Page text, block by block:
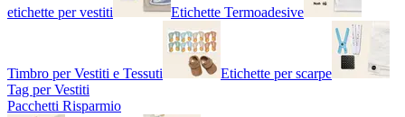
etichette per vestiti Etichette Termoadesive
Timbro per Vestiti e Tessuti
Etichette per scarpe
Tag per Vestiti
Pacchetti Risparmio